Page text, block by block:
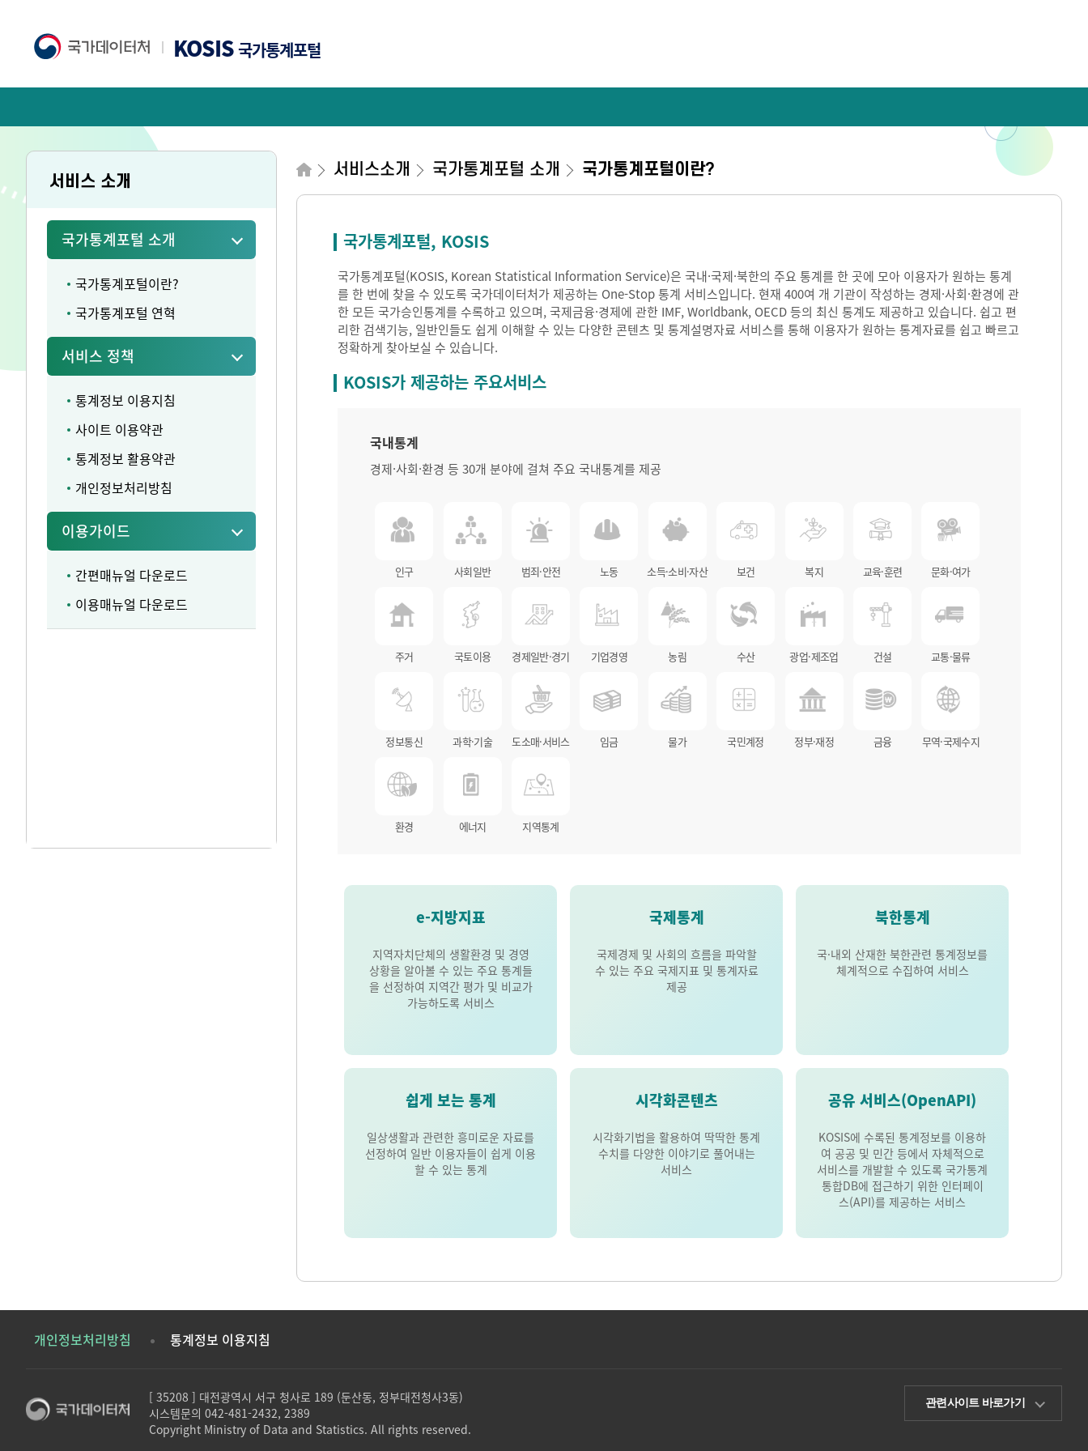
KOSIS국가통계포털
서비스 소개
국가통계포털 소개
국가통계포털이란?
국가통계포털 연혁
서비스 정책
통계정보 이용지침
사이트 이용약관
통계정보 활용약관
개인정보처리방침
이용가이드
간편매뉴얼 다운로드
이용매뉴얼 다운로드
서비스소개 국가통계포털 소개 국가통계포털이란?
국가통계포털, KOSIS
국가통계포털(KOSIS, Korean Statistical Information Service)은 국내·국제·북한의 주요 통계를 한 곳에 모아 이용자가 원하는 통계
를 한 번에 찾을 수 있도록 국가데이터처가 제공하는 One-Stop 통계 서비스입니다. 현재 400여 개 기관이 작성하는 경제·사회·환경에 관
한 모든 국가승인통계를 수록하고 있으며, 국제금융·경제에 관한 IMF, Worldbank, OECD 등의 최신 통계도 제공하고 있습니다. 쉽고 편
리한 검색기능, 일반인들도 쉽게 이해할 수 있는 다양한 콘텐츠 및 통계설명자료 서비스를 통해 이용자가 원하는 통계자료를 쉽고 빠르고
정확하게 찾아보실 수 있습니다.
KOSIS가 제공하는 주요서비스
국내통계
경제·사회·환경 등 30개 분야에 걸쳐 주요 국내통계를 제공
인구 사회일반 범죄·안전 노동 소득·소비·자산 보건 복지 교육·훈련 문화·여가
주거 국토이용 경제일반·경기 기업경영 농림 수산 광업·제조업 건설 교통·물류
정보통신 과학·기술 도소매·서비스 임금 물가 국민계정 정부·재정 금융 무역·국제수지
환경 에너지 지역통계
e-지방지표
지역자치단체의 생활환경 및 경영
상황을 알아볼 수 있는 주요 통계들
을 선정하여 지역간 평가 및 비교가
가능하도록 서비스
국제통계
국제경제 및 사회의 흐름을 파악할
수 있는 주요 국제지표 및 통계자료
제공
북한통계
국·내외 산재한 북한관련 통계정보를
체계적으로 수집하여 서비스
쉽게 보는 통계
일상생활과 관련한 흥미로운 자료를
선정하여 일반 이용자들이 쉽게 이용
할 수 있는 통계
시각화콘텐츠
시각화기법을 활용하여 딱딱한 통계
수치를 다양한 이야기로 풀어내는
서비스
공유 서비스(OpenAPI)
KOSIS에 수록된 통계정보를 이용하
여 공공 및 민간 등에서 자체적으로
서비스를 개발할 수 있도록 국가통계
통합DB에 접근하기 위한 인터페이
스(API)를 제공하는 서비스
개인정보처리방침 통계정보 이용지침
[ 35208 ] 대전광역시 서구 청사로 189 (둔산동, 정부대전청사3동)
시스템문의 042-481-2432, 2389
Copyright Ministry of Data and Statistics. All rights reserved.
관련사이트 바로가기